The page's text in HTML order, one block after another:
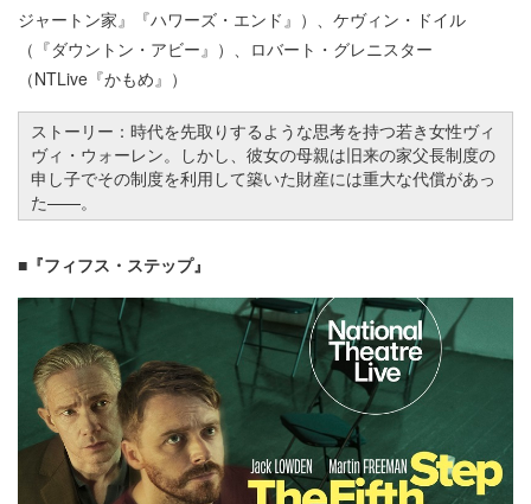
ジャートン家』『ハワーズ・エンド』）、ケヴィン・ドイル
（『ダウントン・アビー』）、ロバート・グレニスター
（NTLive『かもめ』）
ストーリー：時代を先取りするような思考を持つ若き女性ヴィ
ヴィ・ウォーレン。しかし、彼女の母親は旧来の家父長制度の
申し子でその制度を利用して築いた財産には重大な代償があっ
た——。
■『フィフス・ステップ』